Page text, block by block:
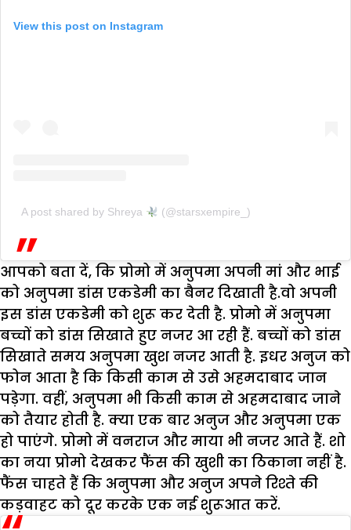
View this post on Instagram
A post shared by Shreya (@starsxempire_)
आपको बता दें, कि प्रोमो में अनुपमा अपनी मां और भाई
को अनुपमा डांस एकडेमी का बैनर दिखाती है.वो अपनी
इस डांस एकडेमी को शुरू कर देती है. प्रोमो में अनुपमा
बच्चों को डांस सिखाते हुए नजर आ रही हैं. बच्चों को डांस
सिखाते समय अनुपमा खुश नजर आती है. इधर अनुज को
फोन आता है कि किसी काम से उसे अहमदाबाद जान
पड़ेगा. वहीं, अनुपमा भी किसी काम से अहमदाबाद जाने
को तैयार होती है. क्या एक बार अनुज और अनुपमा एक
हो पाएंगे. प्रोमो में वनराज और माया भी नजर आते हैं. शो
का नया प्रोमो देखकर फैंस की खुशी का ठिकाना नहीं है.
फैंस चाहते हैं कि अनुपमा और अनुज अपने रिश्ते की
कड़वाहट को दूर करके एक नई शुरूआत करें.